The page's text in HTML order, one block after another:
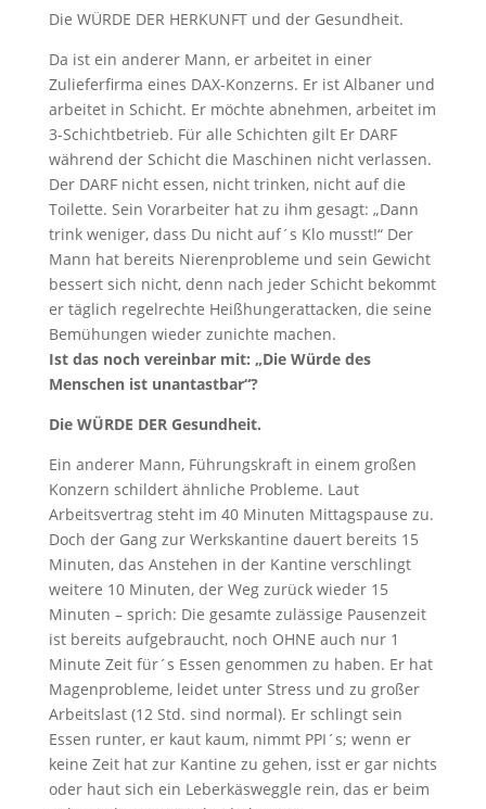
Die WÜRDE DER HERKUNFT und der Gesundheit.
Da ist ein anderer Mann, er arbeitet in einer
Zulieferfirma eines DAX-Konzerns. Er ist Albaner und
arbeitet in Schicht. Er möchte abnehmen, arbeitet im
3-Schichtbetrieb. Für alle Schichten gilt Er DARF
während der Schicht die Maschinen nicht verlassen.
Der DARF nicht essen, nicht trinken, nicht auf die
Toilette. Sein Vorarbeiter hat zu ihm gesagt: „Dann
trink weniger, dass Du nicht auf´s Klo musst!“ Der
Mann hat bereits Nierenprobleme und sein Gewicht
bessert sich nicht, denn nach jeder Schicht bekommt
er täglich regelrechte Heißhungerattacken, die seine
Bemühungen wieder zunichte machen.
Ist das noch vereinbar mit: „Die Würde des
Menschen ist unantastbar“?
Die WÜRDE DER Gesundheit.
Ein anderer Mann, Führungskraft in einem großen
Konzern schildert ähnliche Probleme. Laut
Arbeitsvertrag steht im 40 Minuten Mittagspause zu.
Doch der Gang zur Werkskantine dauert bereits 15
Minuten, das Anstehen in der Kantine verschlingt
weitere 10 Minuten, der Weg zurück wieder 15
Minuten – sprich: Die gesamte zulässige Pausenzeit
ist bereits aufgebraucht, noch OHNE auch nur 1
Minute Zeit für´s Essen genommen zu haben. Er hat
Magenprobleme, leidet unter Stress und zu großer
Arbeitslast (12 Std. sind normal). Er schlingt sein
Essen runter, er kaut kaum, nimmt PPI´s; wenn er
keine Zeit hat zur Kantine zu gehen, isst er gar nichts
oder haut sich ein Leberkäsweggle rein, das er beim